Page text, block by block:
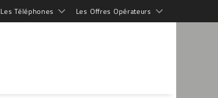
Les Téléphones Les Offres Opérateurs